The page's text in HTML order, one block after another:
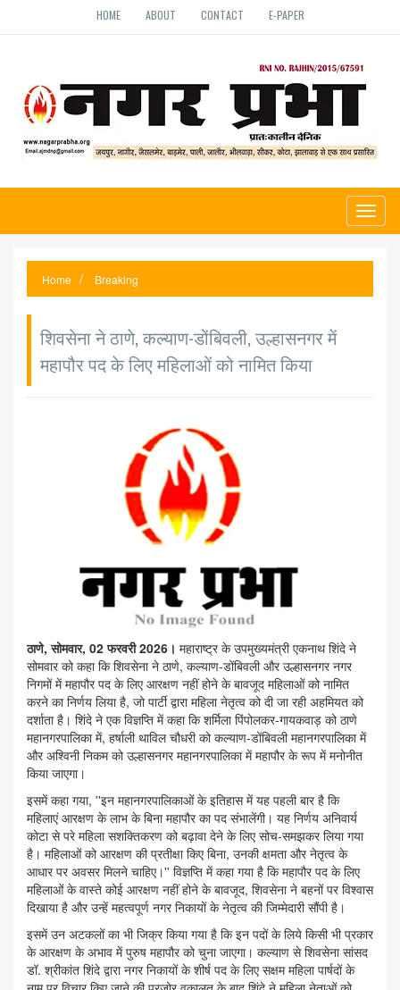
HOME ABOUT CONTACT E-PAPER
Home Breaking
शिवसेना ने ठाणे, कल्याण-डोंबिवली, उल्हासनगर में
महापौर पद के लिए महिलाओं को नामित किया
ठाणे, सोमवार, 02 फरवरी 2026। महाराष्ट्र के उपमुख्यमंत्री एकनाथ शिंदे ने
सोमवार को कहा कि शिवसेना ने ठाणे, कल्याण-डोंबिवली और उल्हासनगर नगर
निगमों में महापौर पद के लिए आरक्षण नहीं होने के बावजूद महिलाओं को नामित
करने का निर्णय लिया है, जो पार्टी द्वारा महिला नेतृत्व को दी जा रही अहमियत को
दर्शाता है। शिंदे ने एक विज्ञप्ति में कहा कि शर्मिला पिंपोलकर-गायकवाड़ को ठाणे
महानगरपालिका में, हर्षाली थाविल चौधरी को कल्याण-डोंबिवली महानगरपालिका में
और अश्विनी निकम को उल्हासनगर महानगरपालिका में महापौर के रूप में मनोनीत
किया जाएगा।
इसमें कहा गया, ''इन महानगरपालिकाओं के इतिहास में यह पहली बार है कि
महिलाएं आरक्षण के लाभ के बिना महापौर का पद संभालेंगी। यह निर्णय अनिवार्य
कोटा से परे महिला सशक्तिकरण को बढ़ावा देने के लिए सोच-समझकर लिया गया
है। महिलाओं को आरक्षण की प्रतीक्षा किए बिना, उनकी क्षमता और नेतृत्व के
आधार पर अवसर मिलने चाहिए।'' विज्ञप्ति में कहा गया है कि महापौर पद के लिए
महिलाओं के वास्ते कोई आरक्षण नहीं होने के बावजूद, शिवसेना ने बहनों पर विश्वास
दिखाया है और उन्हें महत्वपूर्ण नगर निकायों के नेतृत्व की जिम्मेदारी सौंपी है।
इसमें उन अटकलों का भी जिक्र किया गया है कि इन पदों के लिये किसी भी प्रकार
के आरक्षण के अभाव में पुरुष महापौर को चुना जाएगा। कल्याण से शिवसेना सांसद
डॉ. श्रीकांत शिंदे द्वारा नगर निकायों के शीर्ष पद के लिए सक्षम महिला पार्षदों के